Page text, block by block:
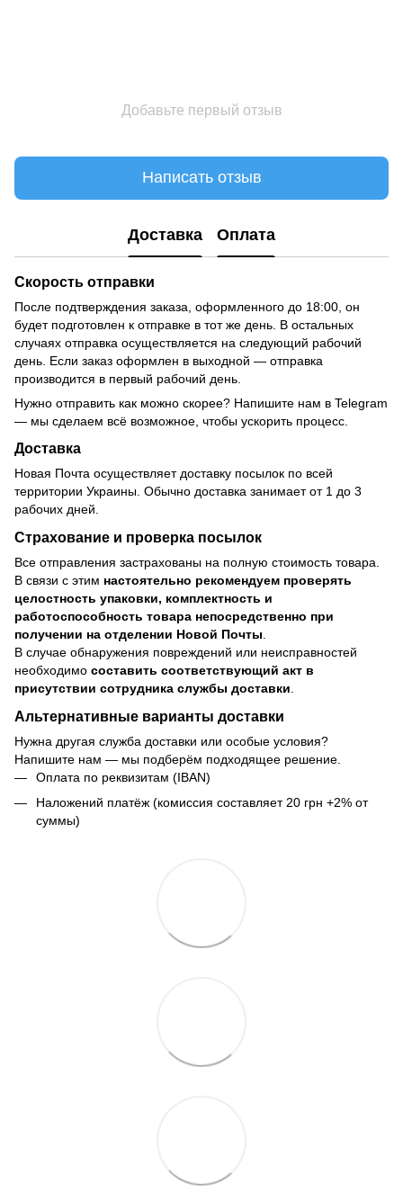
Добавьте первый отзыв
Написать отзыв
Доставка Оплата
Скорость отправки
После подтверждения заказа, оформленного до 18:00, он
будет подготовлен к отправке в тот же день. В остальных
случаях отправка осуществляется на следующий рабочий
день. Если заказ оформлен в выходной — отправка
производится в первый рабочий день.
Нужно отправить как можно скорее? Напишите нам в Telegram
— мы сделаем всё возможное, чтобы ускорить процесс.
Доставка
Новая Почта осуществляет доставку посылок по всей
территории Украины. Обычно доставка занимает от 1 до 3
рабочих дней.
Страхование и проверка посылок
Все отправления застрахованы на полную стоимость товара.
В связи с этим настоятельно рекомендуем проверять
целостность упаковки, комплектность и
работоспособность товара непосредственно при
получении на отделении Новой Почты
В случае обнаружения повреждений или неисправностей
необходимо составить соответствующий акт в
присутствии сотрудника службы доставки
Альтернативные варианты доставки
Нужна другая служба доставки или особые условия?
Напишите нам — мы подберём подходящее решение.
Оплата по реквизитам (IBAN)
Наложений платёж (комиссия составляет 20 грн +2% от
суммы)